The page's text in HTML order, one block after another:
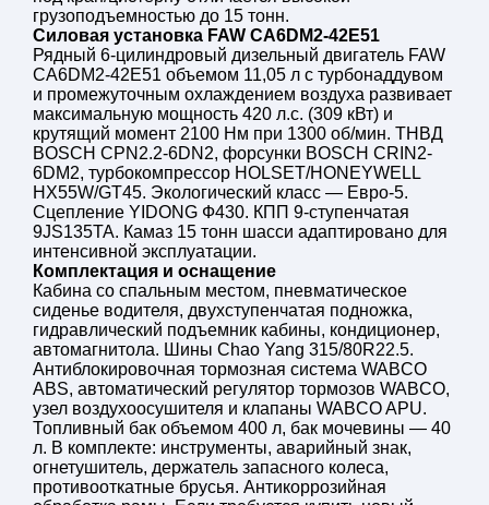
грузоподъемностью до 15 тонн.
Силовая установка FAW CA6DM2-42E51
Рядный 6-цилиндровый дизельный двигатель FAW
CA6DM2-42E51 объемом 11,05 л с турбонаддувом
и промежуточным охлаждением воздуха развивает
максимальную мощность 420 л.с. (309 кВт) и
крутящий момент 2100 Нм при 1300 об/мин. ТНВД
BOSCH CPN2.2-6DN2, форсунки BOSCH CRIN2-
6DM2, турбокомпрессор HOLSET/HONEYWELL
HX55W/GT45. Экологический класс — Евро-5.
Сцепление YIDONG Ф430. КПП 9-ступенчатая
9JS135TA. Камаз 15 тонн шасси адаптировано для
интенсивной эксплуатации.
Комплектация и оснащение
Кабина со спальным местом, пневматическое
сиденье водителя, двухступенчатая подножка,
гидравлический подъемник кабины, кондиционер,
автомагнитола. Шины Chao Yang 315/80R22.5.
Антиблокировочная тормозная система WABCO
ABS, автоматический регулятор тормозов WABCO,
узел воздухоосушителя и клапаны WABCO APU.
Топливный бак объемом 400 л, бак мочевины — 40
л. В комплекте: инструменты, аварийный знак,
огнетушитель, держатель запасного колеса,
противооткатные брусья. Антикоррозийная